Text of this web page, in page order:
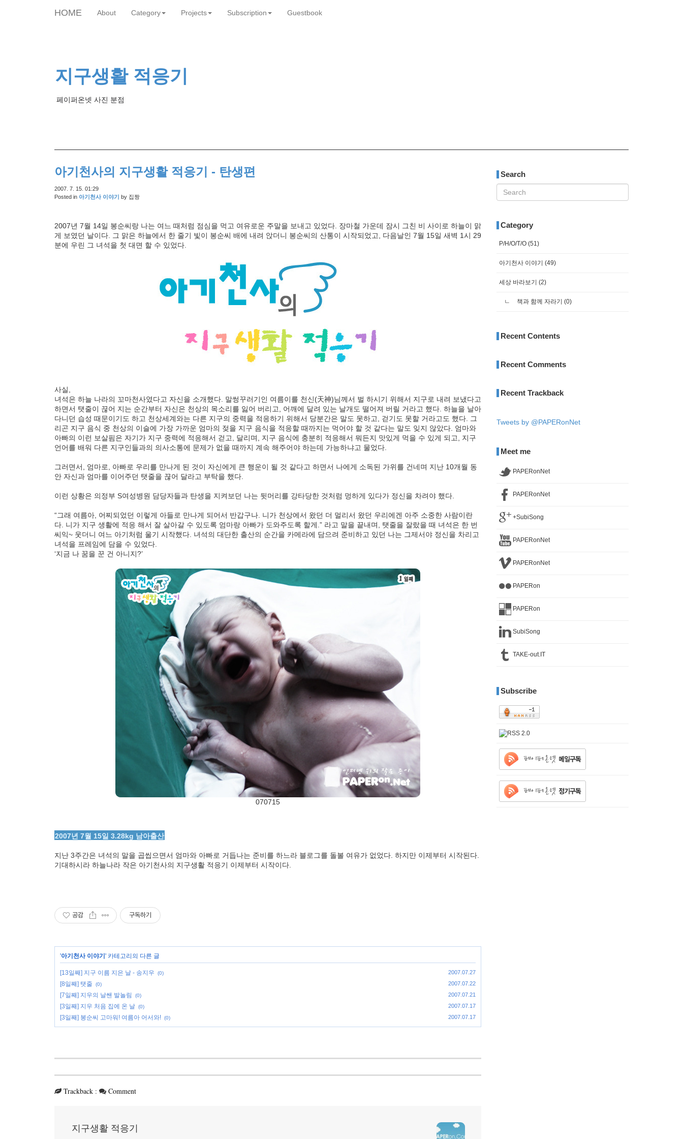
HOME About Category Projects Subscription Guestbook
지구생활 적응기
페이퍼온넷 사진 분점
아기천사의 지구생활 적응기 - 탄생편
2007. 7. 15. 01:29
Posted in 아기천사 이야기 by 집짱
2007년 7월 14일 봉순씨랑 나는 여느 때처럼 점심을 먹고 여유로운 주말을 보내고 있었다. 장마철 가운데 잠시 그친 비 사이로 하늘이 맑
게 보였던 날이다. 그 맑은 하늘에서 한 줄기 빛이 봉순씨 배에 내려 앉더니 봉순씨의 산통이 시작되었고, 다음날인 7월 15일 새벽 1시 29
분에 우린 그 녀석을 첫 대면 할 수 있었다.
사실,
녀석은 하늘 나라의 꼬마천사였다고 자신을 소개했다. 말썽꾸러기인 여름이를 천신(天神)님께서 벌 하시기 위해서 지구로 내려 보냈다고
하면서 탯줄이 끊어 지는 순간부터 자신은 천상의 목소리를 잃어 버리고, 어깨에 달려 있는 날개도 떨어져 버릴 거라고 했다. 하늘을 날아
다니던 습성 때문이기도 하고 천상세계와는 다른 지구의 중력을 적응하기 위해서 당분간은 말도 못하고, 걷기도 못할 거라고도 했다. 그
리곤 지구 음식 중 천상의 이슬에 가장 가까운 엄마의 젖을 지구 음식을 적응할 때까지는 먹어야 할 것 같다는 말도 잊지 않았다. 엄마와
아빠의 이런 보살핌은 자기가 지구 중력에 적응해서 걷고, 달리며, 지구 음식에 충분히 적응해서 뭐든지 맛있게 먹을 수 있게 되고, 지구
언어를 배워 다른 지구인들과의 의사소통에 문제가 없을 때까지 계속 해주어야 하는데 가능하냐고 물었다.
그러면서, 엄마로, 아빠로 우리를 만나게 된 것이 자신에게 큰 행운이 될 것 같다고 하면서 나에게 소독된 가위를 건네며 지난 10개월 동
안 자신과 엄마를 이어주던 탯줄을 끊어 달라고 부탁을 했다.
이런 상황은 의정부 S여성병원 담당자들과 탄생을 지켜보던 나는 뒷머리를 강타당한 것처럼 멍하게 있다가 정신을 차려야 했다.
“그래 여름아, 어찌되었던 이렇게 아들로 만나게 되어서 반갑구나. 니가 천상에서 왔던 더 멀리서 왔던 우리에겐 아주 소중한 사람이란
다. 니가 지구 생활에 적응 해서 잘 살아갈 수 있도록 엄마랑 아빠가 도와주도록 할게.” 라고 말을 끝내며, 탯줄을 잘랐을 때 녀석은 한 번
씨익~ 웃더니 여느 아기처럼 울기 시작했다. 녀석의 대단한 출산의 순간을 카메라에 담으려 준비하고 있던 나는 그제서야 정신을 차리고
녀석을 프레임에 담을 수 있었다.
‘지금 나 꿈을 꾼 건 아니지?’
070715
2007년 7월 15일 3.28kg 남아출산
지난 3주간은 녀석의 말을 곱씹으면서 엄마와 아빠로 거듭나는 준비를 하느라 블로그를 돌볼 여유가 없었다. 하지만 이제부터 시작된다.
기대하시라 하늘나라 작은 아기천사의 지구생활 적응기 이제부터 시작이다.
공감 구독하기
'아기천사 이야기 ' 카테고리의 다른 글
[13일째] 지구 이름 지은 날 - 송지우 (0) 2007.07.27
[8일째] 탯줄 (0) 2007.07.22
[7일째] 지우의 날쌘 발놀림 (0) 2007.07.21
[3일째] 지우 처음 집에 온 날 (0) 2007.07.17
[3일째] 봉순씨 고마워! 여름아 어서와! (0) 2007.07.17
Trackback : Comment
지구생활 적응기
Search
Category
P/H/O/T/O (51)
아기천사 이야기 (49)
세상 바라보기 (2)
책과 함께 자라기 (0)
Recent Contents
Recent Comments
Recent Trackback
Tweets by @PAPERonNet
Meet me
PAPERonNet
PAPERonNet
+SubiSong
PAPERonNet
PAPERonNet
PAPERon
PAPERon
SubiSong
TAKE-out.IT
Subscribe